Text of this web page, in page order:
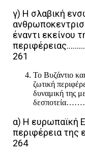
γ) Η σλαβική
έναντι εκείνου
261
Το Βυζάντιο
ζωτική
δυναμική της
α) Η ευρωπαϊκή
περιφέρεια της
264